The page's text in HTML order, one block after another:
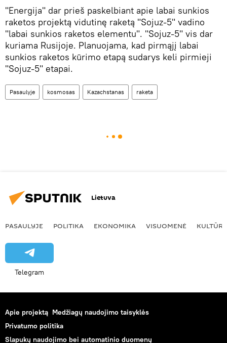
"Energija" dar prieš paskelbiant apie labai sunkios
raketos projektą vidutinę raketą "Sojuz-5" vadino
"labai sunkios raketos elementu". "Sojuz-5" vis dar
kuriama Rusijoje. Planuojama, kad pirmąjį labai
sunkios raketos kūrimo etapą sudarys keli pirmieji
"Sojuz-5" etapai.
Pasaulyje kosmosas Kazachstanas raketa
Lietuva
PASAULYJE POLITIKA EKONOMIKA VISUOMENĖ KULTŪRA
Telegram
Apie projektą Medžiagų naudojimo taisyklės
Privatumo politika
Slapukų naudojimo bei automatinio duomenų